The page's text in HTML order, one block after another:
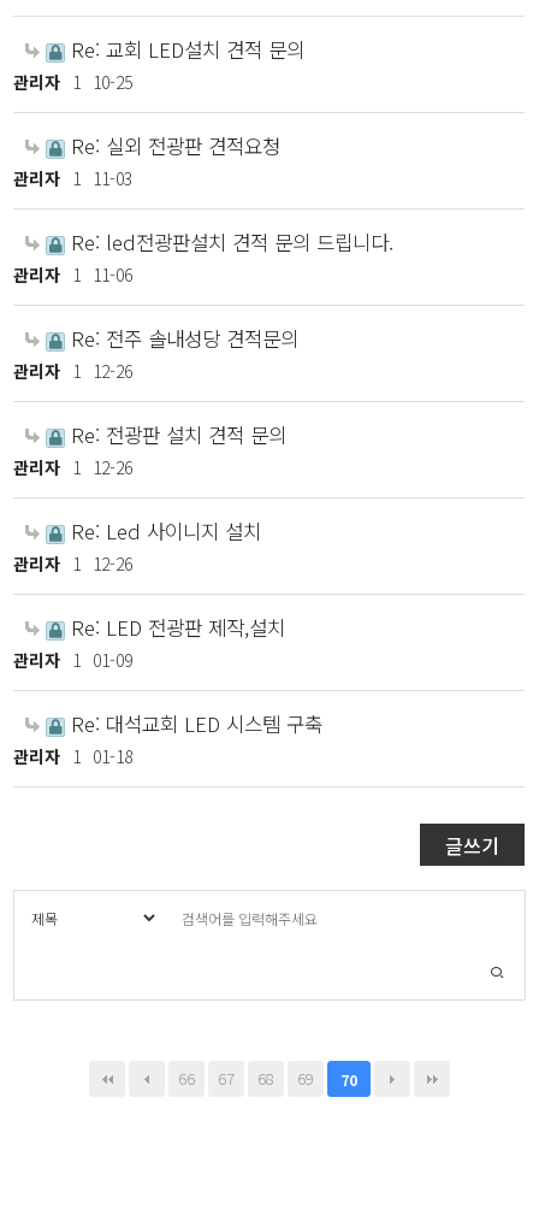
Re: 교회 LED설치 견적 문의
관리자 1 10-25
Re: 실외 전광판 견적요청
관리자 1 11-03
Re: led전광판설치 견적 문의 드립니다.
관리자 1 11-06
Re: 전주 솔내성당 견적문의
관리자 1 12-26
Re: 전광판 설치 견적 문의
관리자 1 12-26
Re: Led 사이니지 설치
관리자 1 12-26
Re: LED 전광판 제작,설치
관리자 1 01-09
Re: 대석교회 LED 시스템 구축
관리자 1 01-18
글쓰기
66 67 68 69 70